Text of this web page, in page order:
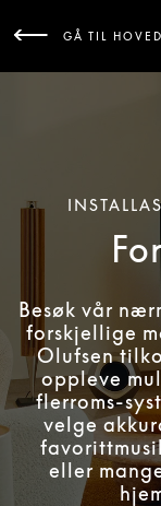
GÅ TIL
Besøk vår
forskjellige
Olufsen
oppleve
flerroms-
velge
eller